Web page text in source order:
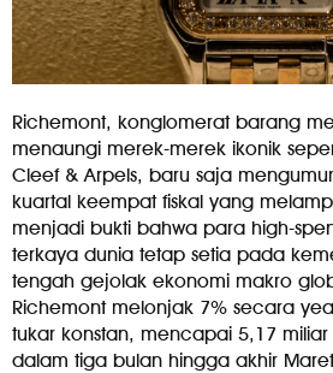
Richemont, konglomerat barang
menaungi merek-merek ikonik
Cleef & Arpels, baru saja
kuartal keempat fiskal yang
menjadi bukti bahwa para high-
terkaya dunia tetap setia pada
tengah gejolak ekonomi makro
Richemont melonjak 7% secara
tukar konstan, mencapai 5,17 miliar
dalam tiga bulan hingga akhir